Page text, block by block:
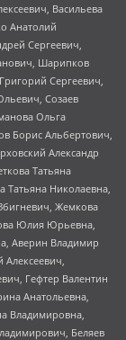
Васильева
Анатолий
Сергеевич,
Шарипков
Сергеевич,
Созаев
Ольга
Борис Альбертович,
Александр
Татьяна
Николаевна,
Жемкова
Юлия Юрьевна,
Аверин Владимир
Гефтер Валентин
Анатольевна,
Владимировна,
Беляев